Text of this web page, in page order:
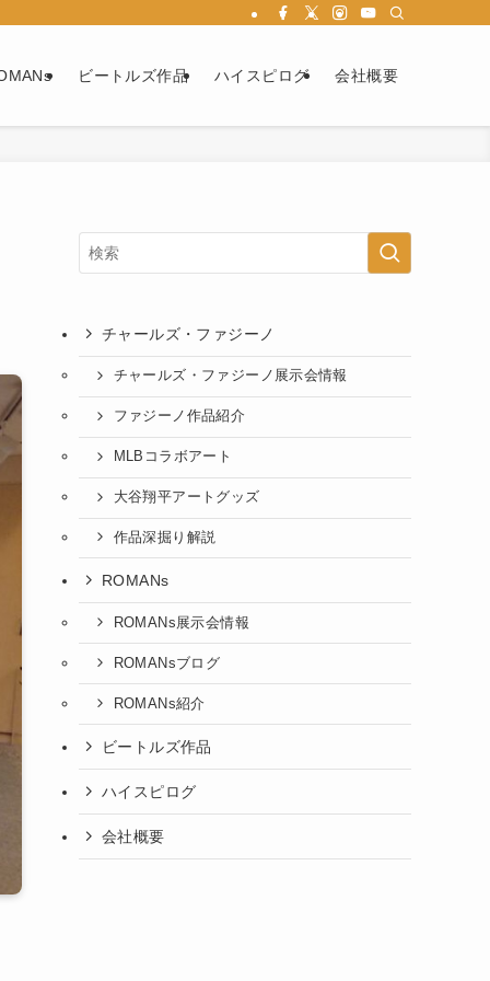
ビートルズ作品 ハイスピログ 会社概要
チャールズ・ファジーノ
チャールズ・ファジーノ展示会情報
ファジーノ作品紹介
MLBコラボアート
大谷翔平アートグッズ
作品深掘り解説
ROMANs
ROMANs展示会情報
ROMANsブログ
ROMANs紹介
ビートルズ作品
ハイスピログ
会社概要